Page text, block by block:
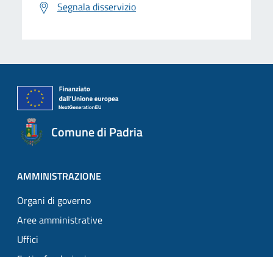
Segnala disservizio
Comune di Padria
AMMINISTRAZIONE
Organi di governo
Aree amministrative
Uffici